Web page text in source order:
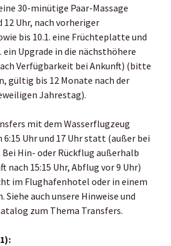
30-minütige Paar-Massage
12 Uhr, nach vorheriger
bis 10.1. eine Früchteplatte und
ein Upgrade in die nächsthöhere
Verfügbarkeit bei Ankunft) (bitte
gültig bis 12 Monate nach der
Jahrestag).
mit dem Wasserflugzeug
6:15 Uhr und 17 Uhr statt (außer bei
Hin- oder Rückflug außerhalb
nach 15:15 Uhr, Abflug vor 9 Uhr)
im Flughafenhotel oder in einem
Siehe auch unsere Hinweise und
zum Thema Transfers.